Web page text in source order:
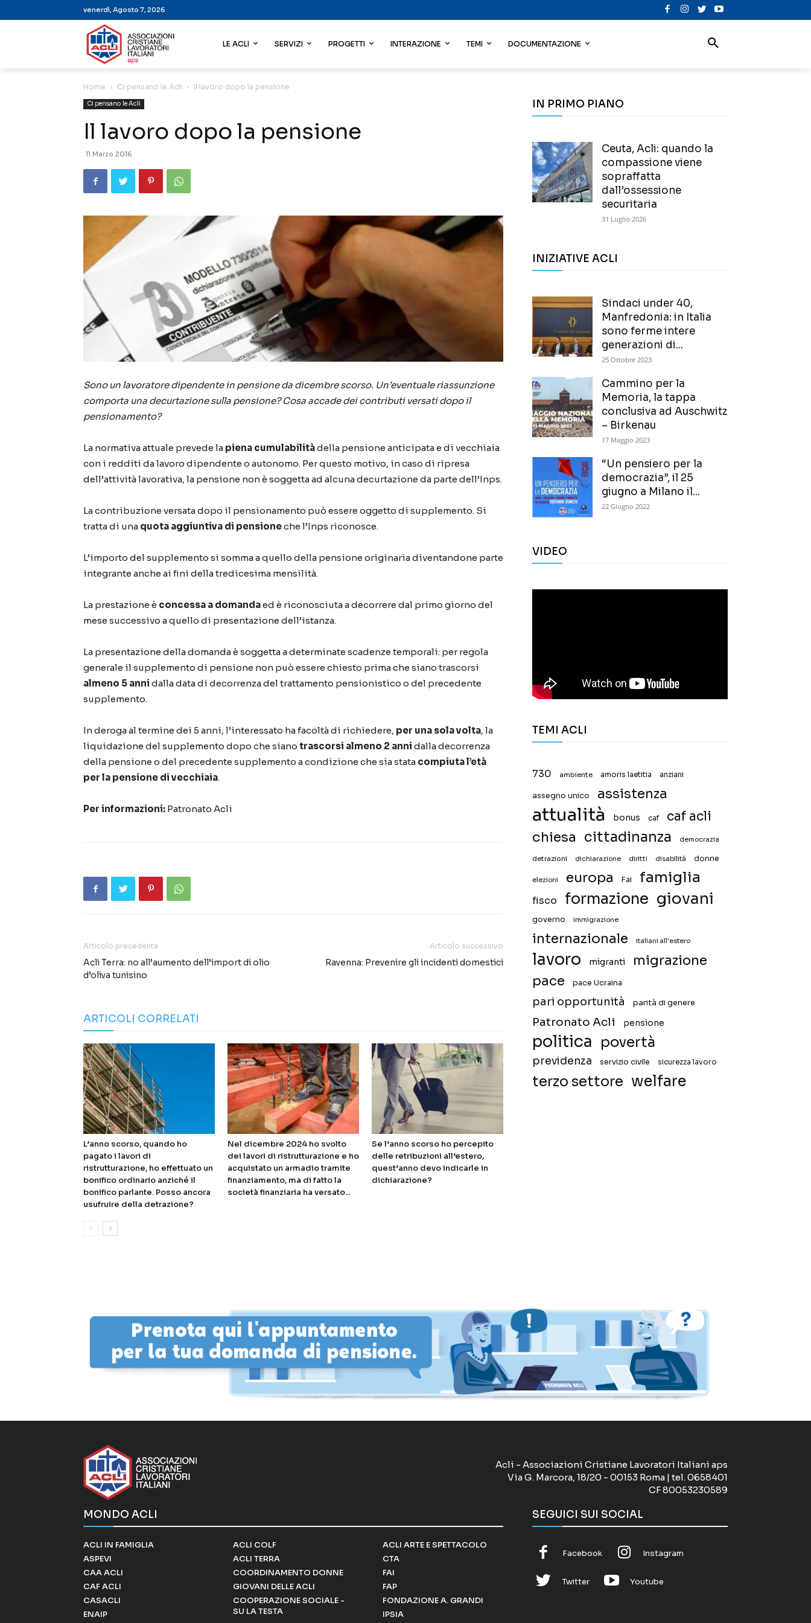
venerdì, Agosto 7, 2026
LE ACLI SERVIZI PROGETTI INTERAZIONE TEMI DOCUMENTAZIONE
Home Ci pensano le Acli Il lavoro dopo la pensione
Ci pensano le Acli
Il lavoro dopo la pensione
11 Marzo 2016
Sono un lavoratore dipendente in pensione da dicembre scorso. Un’eventuale riassunzione
comporta una decurtazione sulla pensione? Cosa accade dei contributi versati dopo il
pensionamento?
La normativa attuale prevede la piena cumulabilitàdella pensione anticipata e di vecchiaia
con i redditi da lavoro dipendente o autonomo. Per questo motivo, in caso di ripresa
dell’attività lavorativa, la pensione non è soggetta ad alcuna decurtazione da parte dell’Inps.
La contribuzione versata dopo il pensionamento può essere oggetto di supplemento. Si
tratta di una quota aggiuntiva di pensioneche l’Inps riconosce.
L’importo del supplemento si somma a quello della pensione originaria diventandone parte
integrante anche ai fini della tredicesima mensilità.
La prestazione è concessa a domandaed è riconosciuta a decorrere dal primo giorno del
mese successivo a quello di presentazione dell’istanza.
La presentazione della domanda è soggetta a determinate scadenze temporali: per regola
generale il supplemento di pensione non può essere chiesto prima che siano trascorsi
almeno 5 anni dalla data di decorrenza del trattamento pensionistico o del precedente
supplemento.
In deroga al termine dei 5 anni, l’interessato ha facoltà di richiedere, per una sola volta, la
liquidazione del supplemento dopo che siano trascorsi almeno 2 anni dalla decorrenza
della pensione o del precedente supplemento a condizione che sia stata compiuta l’età
per la pensione di vecchiaia.
Per informazioni: Patronato Acli
Articolo precedente
Acli Terra: no all’aumento dell’import di olio
d’oliva tunisino
Articolo successivo
Ravenna: Prevenire gli incidenti domestici
ARTICOLI CORRELATI
L’anno scorso, quando ho
pagato i lavori di
ristrutturazione, ho effettuato un
bonifico ordinario anziché il
bonifico parlante. Posso ancora
usufruire della detrazione?
Nel dicembre 2024 ho svolto
dei lavori di ristrutturazione e ho
acquistato un armadio tramite
finanziamento, ma di fatto la
società finanziaria ha versato...
Se l’anno scorso ho percepito
delle retribuzioni all’estero,
quest’anno devo indicarle in
dichiarazione?
IN PRIMO PIANO
Ceuta, Acli: quando la
compassione viene
sopraffatta
dall’ossessione
securitaria
31 Luglio 2026
INIZIATIVE ACLI
Sindaci under 40,
Manfredonia: in Italia
sono ferme intere
generazioni di...
25 Ottobre 2023
Cammino per la
Memoria, la tappa
conclusiva ad Auschwitz
– Birkenau
17 Maggio 2023
“Un pensiero per la
democrazia”, il 25
giugno a Milano il...
22 Giugno 2022
VIDEO
TEMI ACLI
730 ambiente amoris laetitia anziani
assegno unico assistenza
attualità bonus caf caf acli
chiesa cittadinanza democrazia
detrazioni dichiarazione diritti disabilità donne
elezioni europa Fai famiglia
fisco formazione giovani
governo immigrazione
internazionale italiani all'estero
lavoro migranti
migrazione
pace
pace Ucraina
pari opportunità parità di genere
Patronato Acli pensione
politica povertà
previdenza servizio civile sicurezza lavoro
terzo settore welfare
Acli - Associazioni Cristiane Lavoratori Italiani aps
Via G. Marcora, 18/20 - 00153 Roma | tel. 0658401
CF 80053230589
MONDO ACLI
ACLI IN FAMIGLIA
ASPEVI
CAA ACLI
CAF ACLI
CASACLI
ENAIP
ACLI COLF
ACLI TERRA
COORDINAMENTO DONNE
GIOVANI DELLE ACLI
COOPERAZIONE SOCIALE -
SU LA TESTA
ACLI ARTE E SPETTACOLO
CTA
FAI
FAP
FONDAZIONE A. GRANDI
IPSIA
SEGUICI SUI SOCIAL
Facebook Instagram
Twitter Youtube